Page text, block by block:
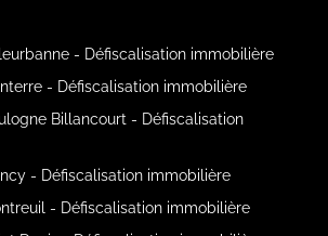
- Défiscalisation immobilière
- Défiscalisation immobilière
Billancourt - Défiscalisation
- Défiscalisation immobilière
- Défiscalisation immobilière